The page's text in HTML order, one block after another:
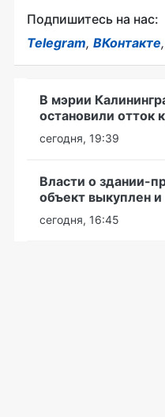
Подпишитесь на нас:
Telegram, ВКонтакте,
В мэрии
остановили отток
сегодня, 19:39
Власти о здании-
объект выкуплен и
сегодня, 16:45